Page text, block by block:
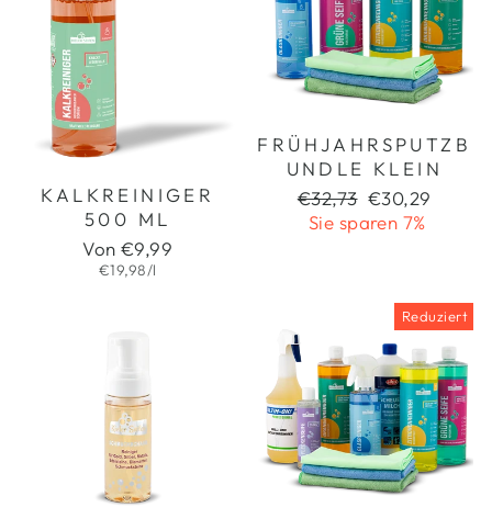
KALKREINIGER
500 ML
Von €9,99
€19,98/l
FRÜHJAHRSPUTZB
UNDLE KLEIN
Normaler
Preis
€32,73 Sonderpreis
€30,29
Sie sparen 7%
Reduziert